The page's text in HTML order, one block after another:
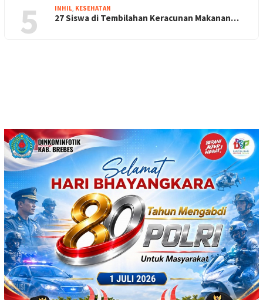
5 INHIL, KESEHATAN
27 Siswa di Tembilahan Keracunan Makanan…